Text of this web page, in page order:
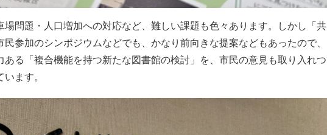
場問題・人口増加への対応など、難しい課題も色々あります。しかし「共
参加のシンポジウムなどでも、かなり前向きな提案などもあったので、
ある「複合機能を持つ新たな図書館の検討」を、市民の意見も取り入れつ
ます。